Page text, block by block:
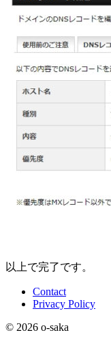
以上で完了です。
Contact
Privacy Policy
© 2026 o-saka